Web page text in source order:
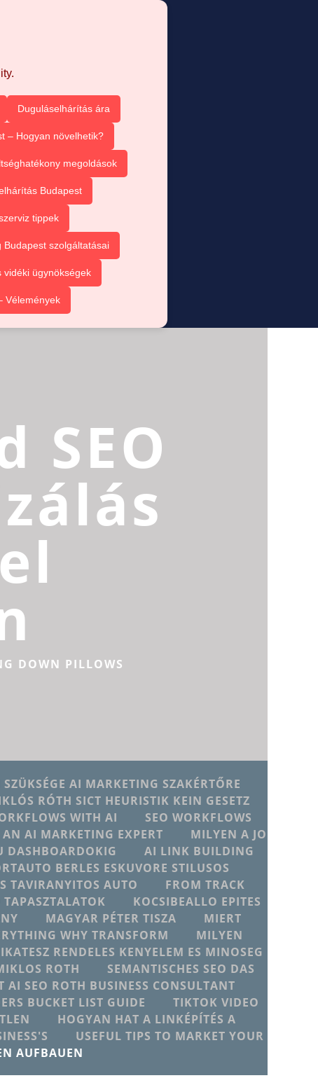
Duguláselhárítás ára
– Hogyan növelhetik?
megoldások
Budapest
tippek
Budapest szolgáltatásai
vidéki ügynökségek
Vélemények
SEO
DOWN PILLOWS
AI MARKETING SZAKÉRTŐRE
RÓTH SICT HEURISTIK KEIN GESETZ
WITH AI
SEO WORKFLOWS
AI MARKETING EXPERT
MILYEN A JO
DASHBOARDOKIG
AI LINK BUILDING
BERLES ESKUVORE STILUSOS
TAVIRANYITOS AUTO
FROM TRACK
KOCSIBEALLO EPITES
MAGYAR PÉTER TISZA
MIERT
WHY TRANSFORM
MILYEN
RENDELES KENYELEM ES MINOSEG
ROTH
SEMANTISCHES SEO DAS
AI SEO ROTH BUSINESS CONSULTANT
BUCKET LIST GUIDE
TIKTOK VIDEO
HOGYAN HAT A LINKÉPÍTÉS A
USEFUL TIPS TO MARKET YOUR
AUFBAUEN